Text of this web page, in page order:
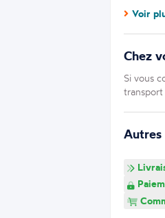
Voir
Chez
Si vous
transport
Autres